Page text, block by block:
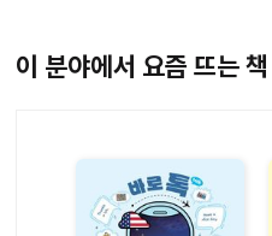
이 분야에서 요즘 뜨는 책